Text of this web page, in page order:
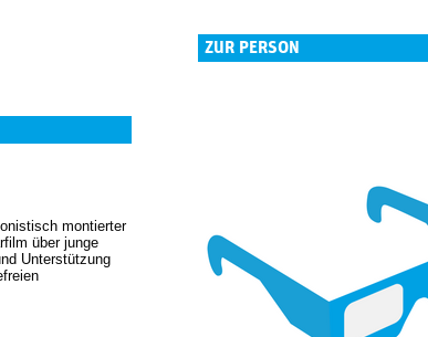
montierter
über junge
Unterstützung
ZUR PERSON